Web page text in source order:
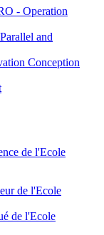
- Operation
and
Conception
de l'Ecole
de l'Ecole
de l'Ecole